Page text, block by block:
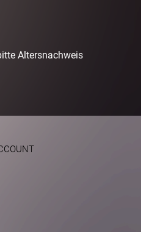
Altersnachweis